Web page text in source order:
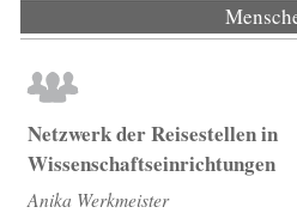
Netzwerk der Reisestellen in
Wissenschaftseinrichtungen
Anika Werkmeister